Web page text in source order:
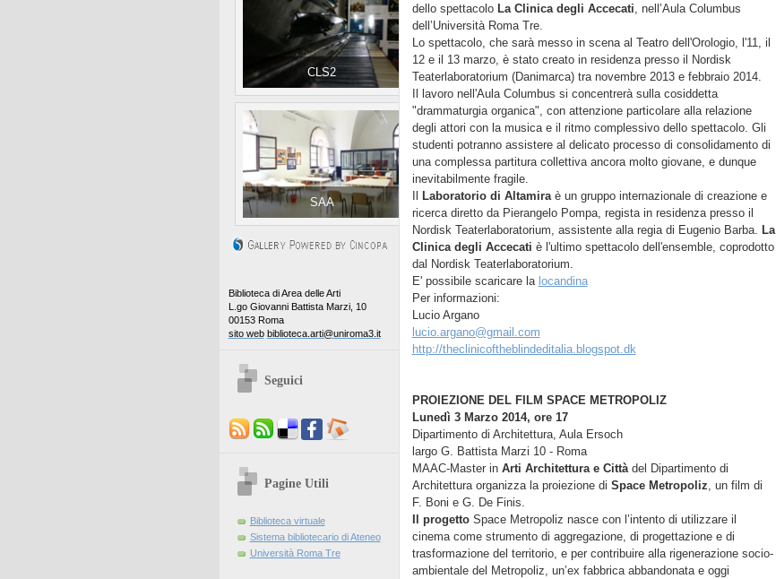
CLS2
SAA
Biblioteca di Area delle Arti
L.go Giovanni Battista Marzi, 10
00153 Roma
sito web biblioteca.arti@uniroma3.it
Seguici
Pagine Utili
Biblioteca virtuale
Sistema bibliotecario di Ateneo
Università Roma Tre
dello spettacolo La Clinica degli Accecati , nell’Aula Columbus
dell’Università Roma Tre.
Lo spettacolo, che sarà messo in scena al Teatro dell'Orologio, l'11, il
12 e il 13 marzo, è stato creato in residenza presso il Nordisk
Teaterlaboratorium (Danimarca) tra novembre 2013 e febbraio 2014.
Il lavoro nell'Aula Columbus si concentrerà sulla cosiddetta
"drammaturgia organica", con attenzione particolare alla relazione
degli attori con la musica e il ritmo complessivo dello spettacolo. Gli
studenti potranno assistere al delicato processo di consolidamento di
una complessa partitura collettiva ancora molto giovane, e dunque
inevitabilmente fragile.
Il Laboratorio di Altamiraè un gruppo internazionale di creazione e
ricerca diretto da Pierangelo Pompa, regista in residenza presso il
Nordisk Teaterlaboratorium, assistente alla regia di Eugenio Barba. La
Clinica degli Accecati è l'ultimo spettacolo dell'ensemble, coprodotto
dal Nordisk Teaterlaboratorium.
E' possibile scaricare la locandina
Per informazioni:
Lucio Argano
lucio.argano@gmail.com
http://theclinicoftheblindeditalia.blogspot.dk
PROIEZIONE DEL FILM SPACE METROPOLIZ
Lunedì 3 Marzo 2014, ore 17
Dipartimento di Architettura, Aula Ersoch
largo G. Battista Marzi 10 - Roma
MAAC-Master in Arti Architettura e Cittàdel Dipartimento di
Architettura organizza la proiezione di Space Metropoliz , un film di
F. Boni e G. De Finis.
Il progettoSpace Metropoliz nasce con l’intento di utilizzare il
cinema come strumento di aggregazione, di progettazione e di
trasformazione del territorio, e per contribuire alla rigenerazione socio-
ambientale del Metropoliz, un’ex fabbrica abbandonata e oggi